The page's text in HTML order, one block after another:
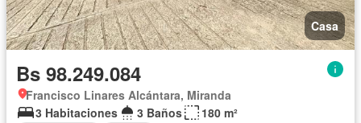
Casa
Bs 98.249.084
Francisco Linares Alcántara, Miranda
3 Habitaciones
3 Baños
180 m²